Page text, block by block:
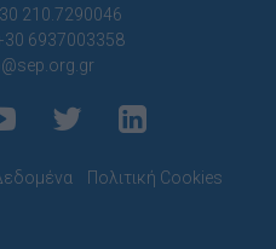
210.7290046
6937003358
Πολιτική Cookies